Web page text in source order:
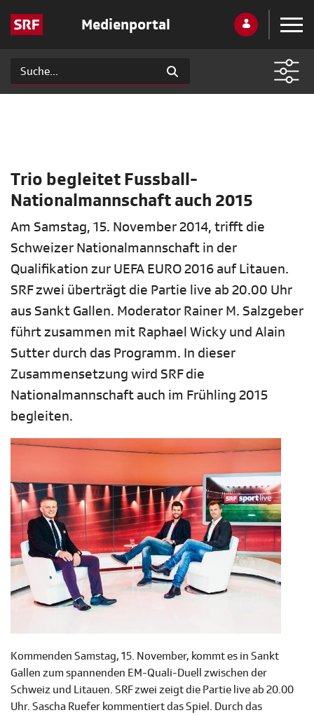
Medienportal
Trio begleitet Fussball-
Nationalmannschaft auch 2015
Am Samstag, 15. November 2014, trifft die
Schweizer Nationalmannschaft in der
Qualifikation zur UEFA EURO 2016 auf Litauen.
SRF zwei überträgt die Partie live ab 20.00 Uhr
aus Sankt Gallen. Moderator Rainer M. Salzgeber
führt zusammen mit Raphael Wicky und Alain
Sutter durch das Programm. In dieser
Zusammensetzung wird SRF die
Nationalmannschaft auch im Frühling 2015
begleiten.
Kommenden Samstag, 15. November, kommt es in Sankt
Gallen zum spannenden EM-Quali-Duell zwischen der
Schweiz und Litauen. SRF zwei zeigt die Partie live ab 20.00
Uhr. Sascha Ruefer kommentiert das Spiel. Durch das